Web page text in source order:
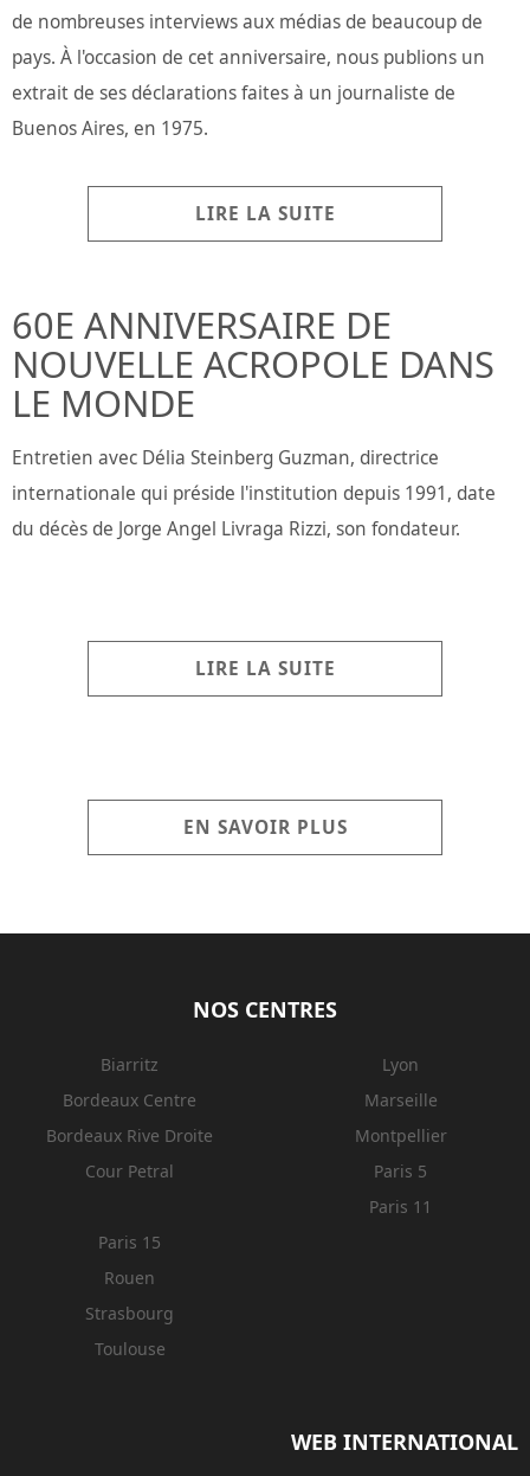
de nombreuses interviews aux médias de beaucoup de
pays. À l'occasion de cet anniversaire, nous publions un
extrait de ses déclarations faites à un journaliste de
Buenos Aires, en 1975.
LIRE LA SUITE
60E ANNIVERSAIRE DE
NOUVELLE ACROPOLE DANS
LE MONDE
Entretien avec Délia Steinberg Guzman, directrice
internationale qui préside l'institution depuis 1991, date
du décès de Jorge Angel Livraga Rizzi, son fondateur.
LIRE LA SUITE
EN SAVOIR PLUS
NOS CENTRES
Biarritz
Bordeaux Centre
Bordeaux Rive Droite
Cour Petral
Lyon
Marseille
Montpellier
Paris 5
Paris 11
Paris 15
Rouen
Strasbourg
Toulouse
WEB INTERNATIONAL